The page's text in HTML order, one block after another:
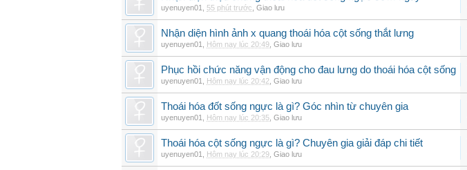
uyenuyen01 55 phút trước Giao lưu
Nhận diện hình ảnh x quang thoái hóa cột sống thắt lưng
uyenuyen01 Hôm nay lúc 20:49 Giao lưu
Phục hồi chức năng vận động cho đau lưng do thoái hóa cột sống
uyenuyen01 Hôm nay lúc 20:42 Giao lưu
Thoái hóa đốt sống ngực là gì? Góc nhìn từ chuyên gia
uyenuyen01 Hôm nay lúc 20:35 Giao lưu
Thoái hóa cột sống ngực là gì? Chuyên gia giải đáp chi tiết
uyenuyen01 Hôm nay lúc 20:29 Giao lưu